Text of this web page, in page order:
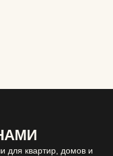
для квартир, домов и